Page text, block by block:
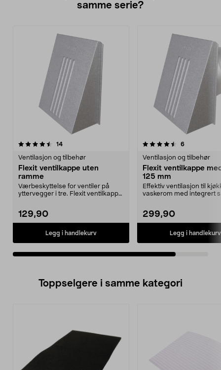
samme serie?
14anmeldelser
Ventilasjon og tilbehør
Flexit ventilkappe uten
ramme
Værbeskyttelse for ventiler på
yttervegger i tre. Flexit ventilkappe
129,90
Legg i handlekurv
4.5av 5 stjerner 6anmeldelser
Ventilasjon og tilbehør
Flexit ventilkappe
125 mm
Effektiv ventilasjon til
vaskerom med integrert
299,90
Legg i handlekurv
Toppselgere i samme kategori